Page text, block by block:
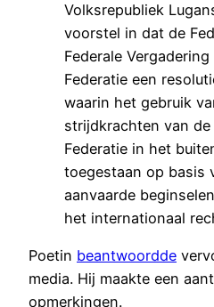
Volksrepubliek
voorstel in dat de
Federale
Federatie een
waarin het gebruik
strijdkrachten van de
Federatie in het
toegestaan op basis
aanvaarde
het internationaal
Poetin beantwoordde
media. Hij maakte een
opmerkingen.